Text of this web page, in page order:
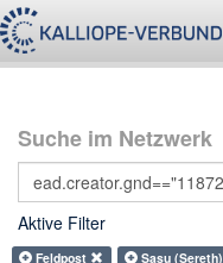
Suche im Netzwerk
Aktive Filter
Feldpost Sasu (Sereth)